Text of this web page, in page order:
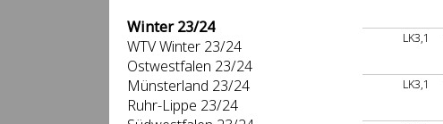
Winter 23/24
WTV Winter 23/24
Ostwestfalen 23/24
Münsterland 23/24
Ruhr-Lippe 23/24
LK3,1
LK3,1